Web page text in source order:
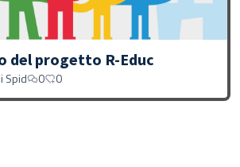
del progetto R-Educ
Spid 0 0